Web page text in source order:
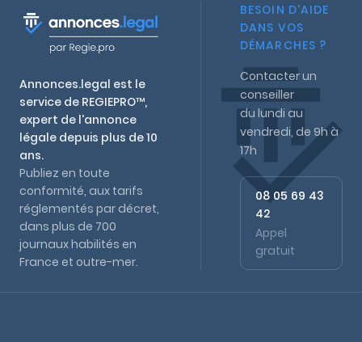
Annonces.legal est le
service de REGIEPRO™,
expert de l'annonce
légale depuis plus de 10
ans.
Publiez en toute
conformité, aux tarifs
réglementés par décret,
dans plus de 700
journaux habilités en
France et outre-mer.
BESOIN D'AIDE
DANS VOS
DÉMARCHES ?
Contacter un
conseiller
du lundi au
vendredi, de 9h à
17h
08 05 69 43
42
Appel
gratuit